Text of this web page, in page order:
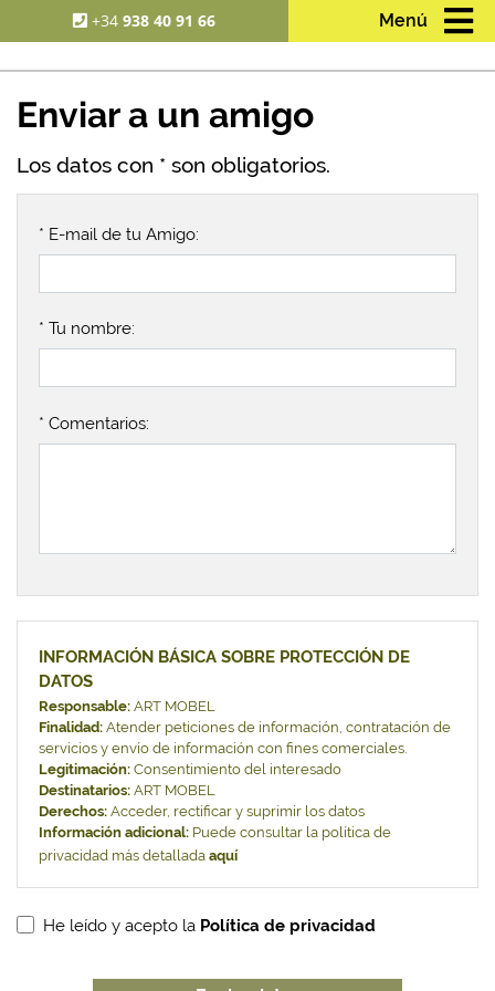
+34938 40 91 66 Menú
Enviar a un amigo
Los datos con * son obligatorios.
* E-mail de tu Amigo:
* Tu nombre:
* Comentarios:
INFORMACIÓN BÁSICA SOBRE PROTECCIÓN DE
DATOS
Responsable:ART MOBEL
Finalidad:Atender peticiones de información, contratación de
servicios y envío de información con fines comerciales.
Legitimación:Consentimiento del interesado
Destinatarios:ART MOBEL
Derechos:Acceder, rectificar y suprimir los datos
Información adicional:Puede consultar la política de
privacidad más detallada aquí
He leído y acepto la Política de privacidad